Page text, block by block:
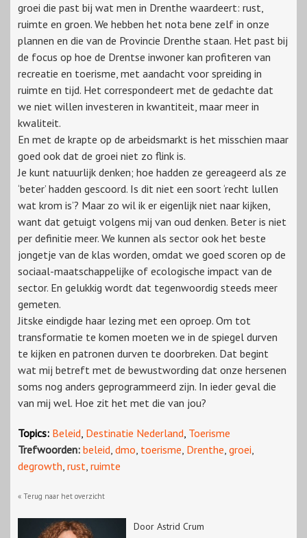
groei die past bij wat men in Drenthe waardeert: rust,
ruimte en groen. We hebben het nota bene zelf in onze
plannen en die van de Provincie Drenthe staan. Het past bij
de focus op hoe de Drentse inwoner kan profiteren van
recreatie en toerisme, met aandacht voor spreiding in
ruimte en tijd. Het correspondeert met de gedachte dat
we niet willen investeren in kwantiteit, maar meer in
kwaliteit.
En met de krapte op de arbeidsmarkt is het misschien maar
goed ook dat de groei niet zo flink is.
Je kunt natuurlijk denken; hoe hadden ze gereageerd als ze
‘beter’ hadden gescoord. Is dit niet een soort ‘recht lullen
wat krom is’? Maar zo wil ik er eigenlijk niet naar kijken,
want dat getuigt volgens mij van oud denken. Beter is niet
per definitie meer. We kunnen als sector ook het beste
jongetje van de klas worden, omdat we goed scoren op de
sociaal-maatschappelijke of ecologische impact van de
sector. En gelukkig wordt dat tegenwoordig steeds meer
gemeten.
Jitske eindigde haar lezing met een oproep. Om tot
transformatie te komen moeten we in de spiegel durven
te kijken en patronen durven te doorbreken. Dat begint
wat mij betreft met de bewustwording dat onze hersenen
soms nog anders geprogrammeerd zijn. In ieder geval die
van mij wel. Hoe zit het met die van jou?
Topics: Beleid, Destinatie Nederland, Toerisme
Trefwoorden: beleid, dmo, toerisme, Drenthe, groei,
degrowth, rust, ruimte
« Terug naar het overzicht
Door Astrid Crum